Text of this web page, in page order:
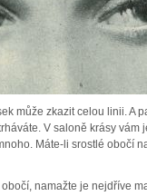
může zkazit celou linii. A
V saloně krásy vám
Máte-li srostlé obočí
namažte je nejdříve